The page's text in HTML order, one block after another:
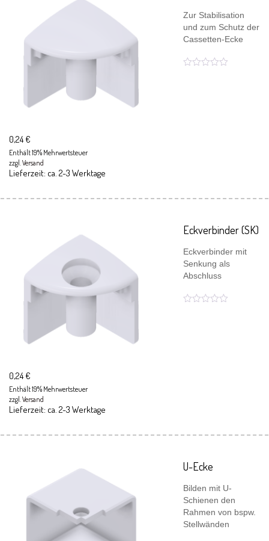
Zur Stabilisation
und zum Schutz der
Cassetten-Ecke
0,24€
Enthält 19% Mehrwertsteuer
zzgl.Versand
Lieferzeit: ca. 2-3 Werktage
Eckverbinder (SK)
Eckverbinder mit
Senkung als
Abschluss
0,24€
Enthält 19% Mehrwertsteuer
zzgl.Versand
Lieferzeit: ca. 2-3 Werktage
U-Ecke
Bilden mit U-
Schienen den
Rahmen von bspw.
Stellwänden